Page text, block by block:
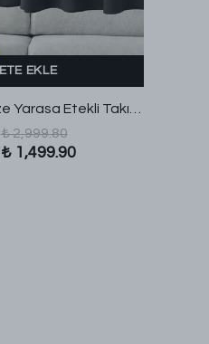
EKLE
Fermuarlı Oversıze Yarasa Etekli Takım Siyah
₺ 2,999.80
₺ 1,499.90